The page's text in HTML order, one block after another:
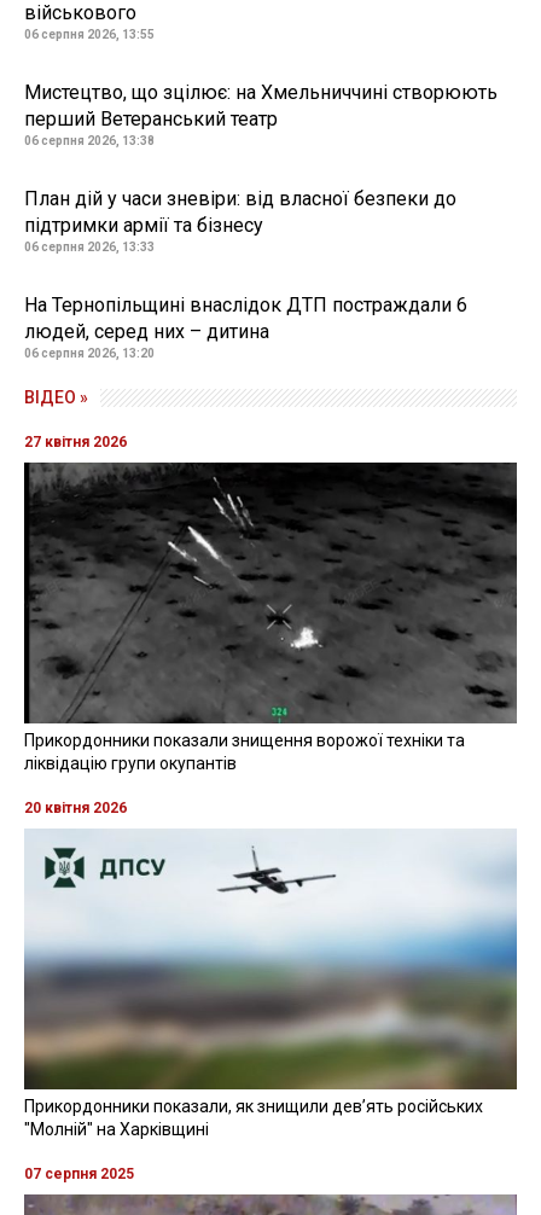
військового
06 серпня 2026, 13:55
Мистецтво, що зцілює: на Хмельниччині створюють
перший Ветеранський театр
06 серпня 2026, 13:38
План дій у часи зневіри: від власної безпеки до
підтримки армії та бізнесу
06 серпня 2026, 13:33
На Тернопільщині внаслідок ДТП постраждали 6
людей, серед них – дитина
06 серпня 2026, 13:20
ВІДЕО »
27 квітня 2026
Прикордонники показали знищення ворожої техніки та
ліквідацію групи окупантів
20 квітня 2026
Прикордонники показали, як знищили девʼять російських
"Молній" на Харківщині
07 серпня 2025